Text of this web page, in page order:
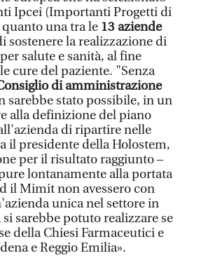
Ipcei (Importanti Progetti di
una tra le 13 aziende
sostenere la realizzazione di
salute e sanità, al fine
cure del paziente. "Senza
di amministrazione
sarebbe stato possibile, in un
alla definizione del piano
di ripartire nelle
il presidente della Holostem,
per il risultato raggiunto –
lontanamente alla portata
il Mimit non avessero con
unica nel settore in
sarebbe potuto realizzare se
della Chiesi Farmaceutici e
e Reggio Emilia».